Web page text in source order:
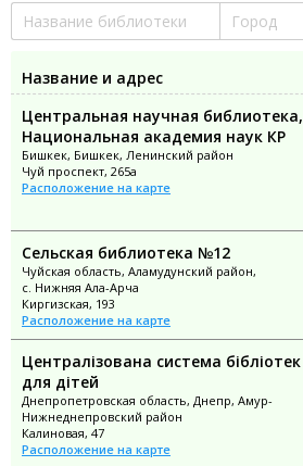
Название и адрес
Центральная научная библиотека,
Национальная академия наук КР
Бишкек, Бишкек, Ленинский район
Чуй проспект, 265а
Расположение на карте
Сельская библиотека №12
Чуйская область, Аламудунский район,
с. Нижняя Ала-Арча
Киргизская, 193
Расположение на карте
Централізована система бібліотек
для дітей
Днепропетровская область, Днепр, Амур-
Нижнеднепровский район
Калиновая, 47
Расположение на карте